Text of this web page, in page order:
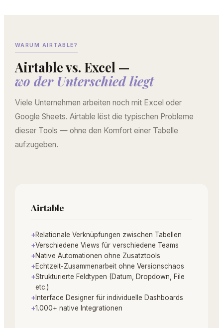
WARUM AIRTABLE?
Airtable vs. Excel —
wo der Unterschied liegt
Viele Unternehmen arbeiten noch mit Excel oder
Google Sheets. Airtable löst die typischen Probleme
dieser Tools — ohne den Komfort einer Tabelle
aufzugeben.
Airtable
+Relationale Verknüpfungen zwischen Tabellen
+Verschiedene Views für verschiedene Teams
+Native Automationen ohne Zusatztools
+Echtzeit-Zusammenarbeit ohne Versionschaos
+Strukturierte Feldtypen (Datum, Dropdown, File
etc.)
+ Interface Designer für individuelle Dashboards
+1.000+ native Integrationen